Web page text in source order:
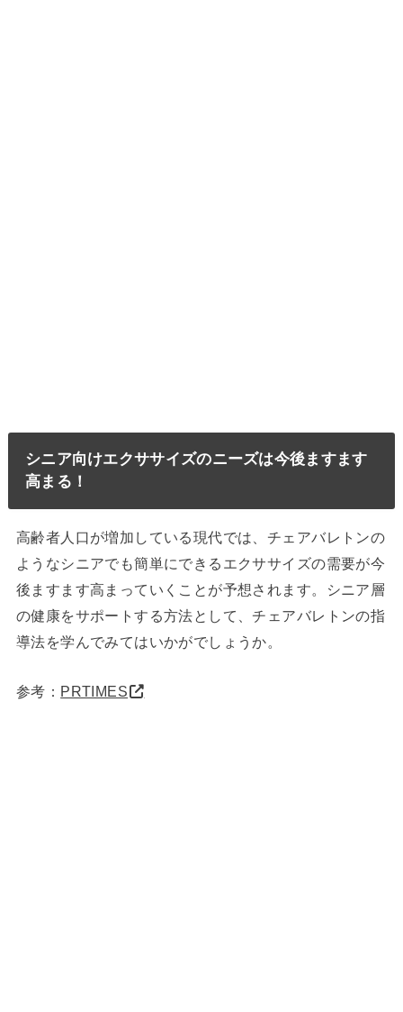
シニア向けエクササイズのニーズは今後ますます
高まる！
高齢者人口が増加している現代では、チェアバレトンの
ようなシニアでも簡単にできるエクササイズの需要が今
後ますます高まっていくことが予想されます。シニア層
の健康をサポートする方法として、チェアバレトンの指
導法を学んでみてはいかがでしょうか。
参考： PRTIMES